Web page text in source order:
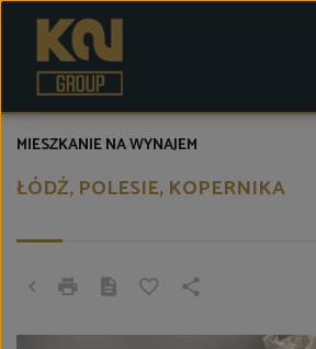
ŁÓDŹ, POLESIE, KOPERNIKA
MIESZKANIE NA WYNAJEM